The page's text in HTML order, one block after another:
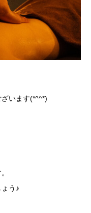
います(*^^*)
う♪